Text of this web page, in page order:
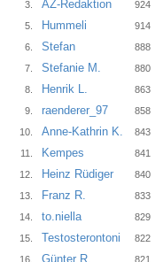
3.
AZ-Redaktion
924
5.
Hummeli
914
6.
Stefan
888
7.
Stefanie M.
880
8.
Henrik L.
863
9.
raenderer_97
858
10.
Anne-Kathrin K.
843
11.
Kempes
841
12.
Heinz Rüdiger
840
13.
Franz R.
833
14.
to.niella
829
15.
Testosterontoni
822
16.
Günter R.
821